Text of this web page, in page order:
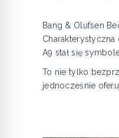
Bang & Olufsen
A9 stał się
To nie tylko
jednocześnie